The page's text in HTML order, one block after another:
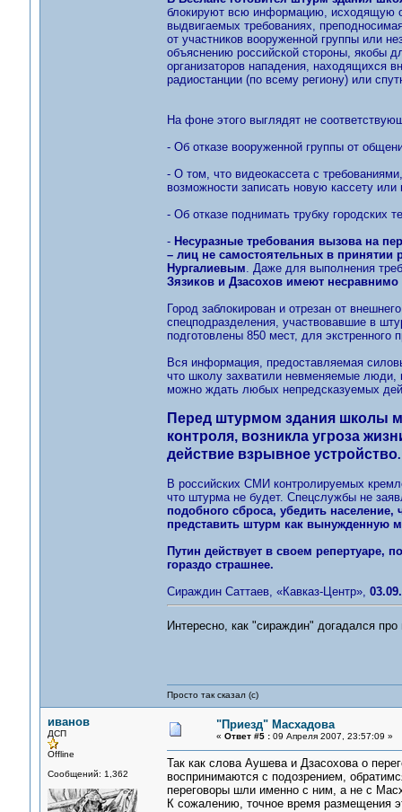
блокируют всю информацию, исходящую
выдвигаемых требованиях,
от участников вооруженной группы или
объяснению российской стороны, якобы
организаторов нападения, находящихся
радиостанции (по всему региону) или
На фоне этого выглядят не
- Об отказе вооруженной группы от
- О том, что видеокассета с
возможности записать новую кассету или
- Об отказе поднимать трубку городских
- Несуразные требования вызова на
– лиц не самостоятельных в принятии
Нургалиевым. Даже для выполнения
Зязиков и Дзасохов имеют
Город заблокирован и отрезан от
спецподразделения, участвовавшие в
подготовлены 850 мест, для экстренного
Вся информация, предоставляемая
что школу захватили невменяемые люди,
можно ждать любых непредсказуемых
Перед штурмом здания школы
контроля, возникла угроза
действие взрывное устройство.
В российских СМИ контролируемых
что штурма не будет. Спецслужбы не
подобного сброса, убедить
представить штурм как вынужденную
Путин действует в своем репертуаре,
гораздо страшнее.
Сираждин Саттаев, «Кавказ-Центр»,
Интересно, как "сираждин" догадался
Просто так сказал (с)
иванов
ДСП
Offline
Сообщений: 1,362
"Приезд" Масхадова
« Ответ #5 :09 Апреля 2007, 23:57:09 »
Так как слова Аушева и Дзасохова о
воспринимаются с подозрением,
переговоры шли именно с ним, а не с
К сожалению, точное время размещения